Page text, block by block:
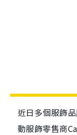
近日多個服飾
動服飾零售商